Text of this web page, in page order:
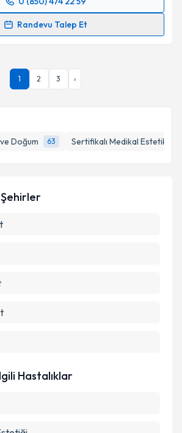
Doğum
63 Sertifikalı Medikal Estetik
Randevu Talep Et
Talebi
e-posta ile bilgilendireceğiz.
Takvim Talebini Gönder
1 2 3 ›
Hastalıklar